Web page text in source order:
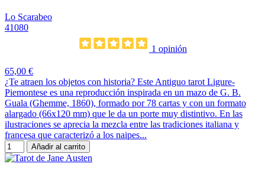
Lo Scarabeo
41080
1 opinión
65,00 €
¿Te atraen los objetos con historia? Este Antiguo tarot Ligure-
Piemontese es una reproducción inspirada en un mazo de G. B.
Guala (Ghemme, 1860), formado por 78 cartas y con un formato
alargado (66x120 mm) que le da un porte muy distintivo. En las
ilustraciones se aprecia la mezcla entre las tradiciones italiana y
francesa que caracterizó a los naipes...
Añadir al carrito